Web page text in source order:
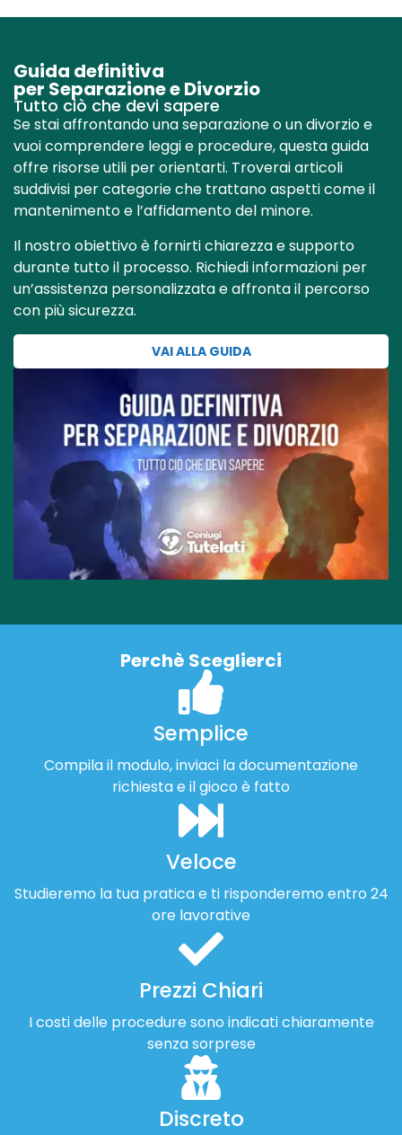
Guida definitiva
per Separazione e Divorzio
Tutto ciò che devi sapere
Se stai affrontando una separazione o un divorzio e
vuoi comprendere leggi e procedure, questa guida
offre risorse utili per orientarti. Troverai articoli
suddivisi per categorie che trattano aspetti come il
mantenimento e l’affidamento del minore.
Il nostro obiettivo è fornirti chiarezza e supporto
durante tutto il processo. Richiedi informazioni per
un’assistenza personalizzata e affronta il percorso
con più sicurezza.
VAI ALLA GUIDA
Perchè Sceglierci
Semplice
Compila il modulo, inviaci la documentazione
richiesta e il gioco è fatto
Veloce
Studieremo la tua pratica e ti risponderemo entro 24
ore lavorative
Prezzi Chiari
I costi delle procedure sono indicati chiaramente
senza sorprese
Discreto